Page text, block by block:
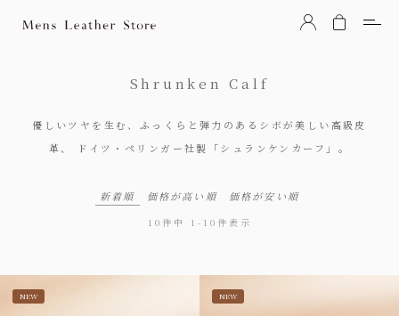
Mens Leather Store（メンズレザーストア）
Shrunken Calf
優しいツヤを生む、ふっくらと弾力のあるシボが美しい高級皮
革、
ドイツ・ペリンガー社製「シュランケンカーフ」。
新着順 価格が高い順 価格が安い順
10 件中 1 - 10 件表示
NEW NEW